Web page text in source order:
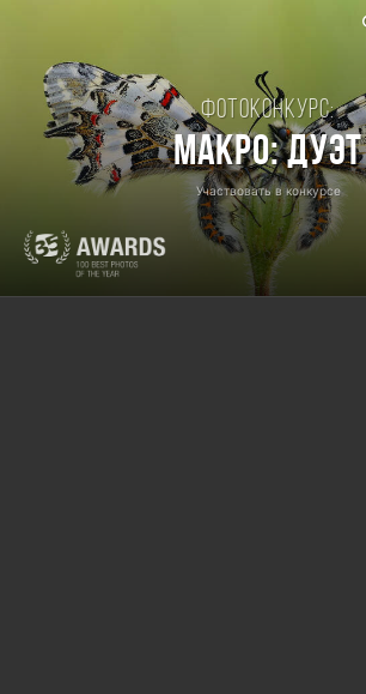
Фотоконкурс:
Макро: Дуэт
Участвовать в конкурсе